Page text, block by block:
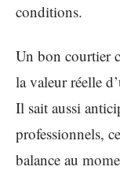
conditions.
Un bon courtier
la valeur réelle
Il sait aussi
professionnels,
balance au